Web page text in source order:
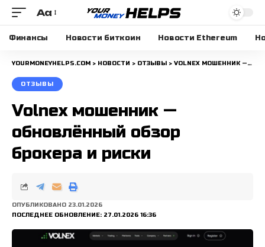
Размера
шрифта
Aa
Финансы Новости биткоин Новости Ethereum
YOURMONEYHELPS.COM > НОВОСТИ > ОТЗЫВЫ > VOLNEX МОШЕННИК — ОБНОВЛЁННЫЙ ОБЗОР БРОКЕРА И РИСКИ
ОТЗЫВЫ
Volnex мошенник —
обновлённый обзор
брокера и риски
ПОСЛЕДНЕЕ ОБНОВЛЕНИЕ: 27.01.2026 16:36
ОПУБЛИКОВАНО 23.01.2026